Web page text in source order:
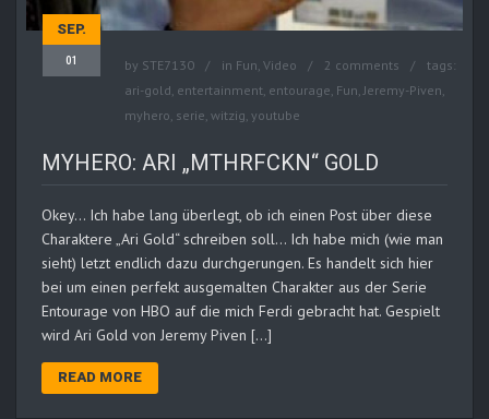
SEP.
01 by STE7130 in Fun Video 2 comments
tags:
ari-gold entertainment entourage Fun Jeremy-Piven
myhero serie witzig youtube
MYHERO: ARI „MTHRFCKN“ GOLD
Okey… Ich habe lang überlegt, ob ich einen Post über diese
Charaktere „Ari Gold“ schreiben soll… Ich habe mich (wie man
sieht) letzt endlich dazu durchgerungen. Es handelt sich hier
bei um einen perfekt ausgemalten Charakter aus der Serie
Entourage von HBO auf die mich Ferdi gebracht hat. Gespielt
wird Ari Gold von Jeremy Piven […]
READ MORE